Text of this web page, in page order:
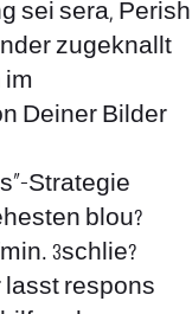
sei sera, Perish
zugeknallt
im
Deiner Bilder
Strategie
blou?
3schlie?
lasst respons